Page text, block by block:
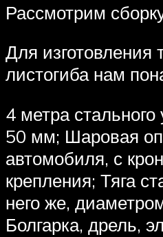
Рассмотрим
Для изготовления
листогиба нам
4 метра стального
50 мм; Шаровая
автомобиля, с
крепления; Тяга
него же,
Болгарка, дрель,